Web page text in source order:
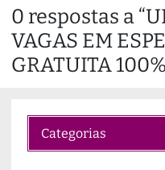
d
i
n
0 respostas a
VAGAS EM
GRATUITA
Categorias